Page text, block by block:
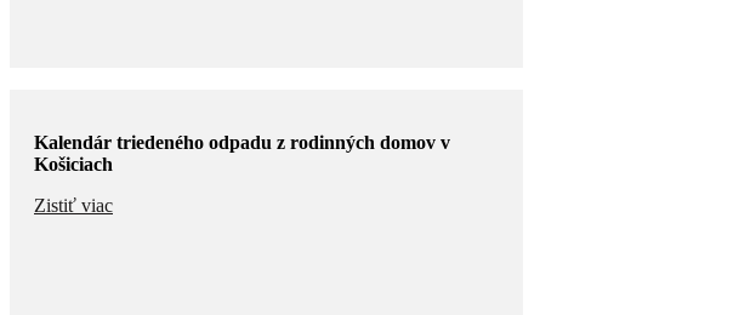
Kalendár triedeného odpadu z rodinných domov v
Košiciach
Zistiť viac